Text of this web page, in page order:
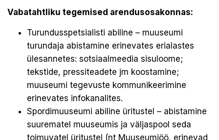
Vabatahtliku tegemised arendusosakonnas:
Turundusspetsialisti abiline – muuseumi
turundaja abistamine erinevates erialastes
ülesannetes: sotsiaalmeedia sisuloome;
tekstide, pressiteadete jm koostamine;
muuseumi tegevuste kommunikeerimine
erinevates infokanalites.
Spordimuuseumi abiline üritustel – abistamine
suurematel muuseumis ja väljaspool seda
toimuvatel üritustel (nt Muuseumiöö, erinevad